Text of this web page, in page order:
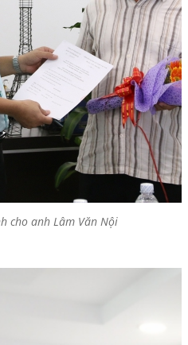
cho anh Lâm Văn Nội